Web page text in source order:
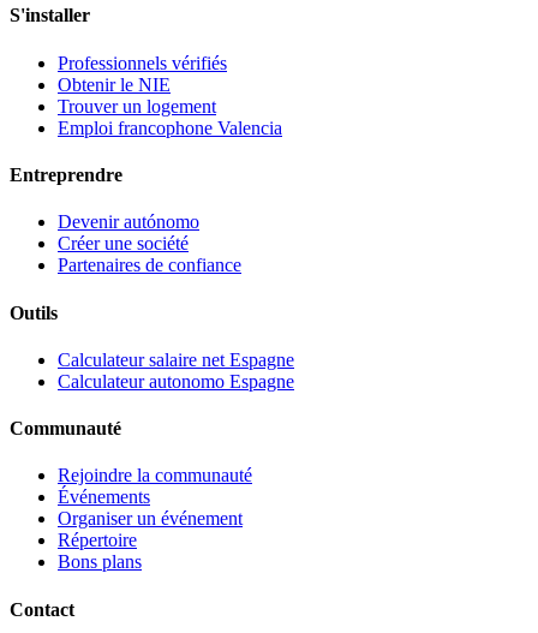
S'installer
Professionnels vérifiés
Obtenir le NIE
Trouver un logement
Emploi francophone Valencia
Entreprendre
Devenir autónomo
Créer une société
Partenaires de confiance
Outils
Calculateur salaire net Espagne
Calculateur autonomo Espagne
Communauté
Rejoindre la communauté
Événements
Organiser un événement
Répertoire
Bons plans
Contact